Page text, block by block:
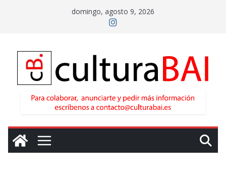
domingo, agosto 9, 2026